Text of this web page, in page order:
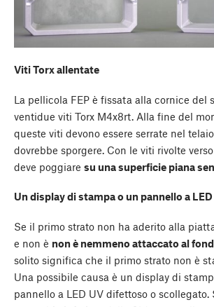
Viti Torx allentate
La pellicola FEP è fissata alla cornice del
ventidue viti Torx M4x8rt. Alla fine del
queste viti devono essere serrate nel
dovrebbe sporgere. Con le viti rivolte
deve poggiare su una superficie piana
Un display di stampa o un pannello a
Se il primo strato non ha aderito alla
e non è non è nemmeno attaccato al
solito significa che il primo strato non è
Una possibile causa è un display di
pannello a LED UV difettoso o scollegato.